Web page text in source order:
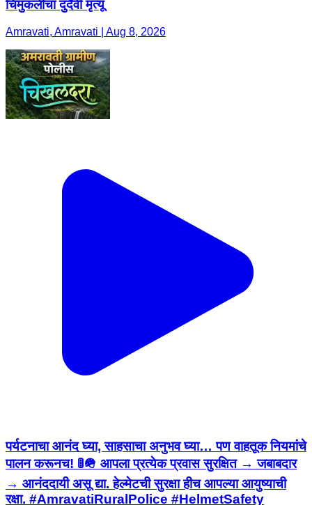
चिमुकलीचा दुर्दैवी मृत्यू
Amravati, Amravati | Aug 8, 2026
पर्यटनाचा आनंद घ्या, साहसाचा अनुभव घ्या… पण वाहतूक नियमांचे
पालन करूनच! 🚦🪖 आपला प्रत्येक प्रवास सुरक्षित → जबाबदार
→ आनंददायी असू द्या. हेल्मेटची सुरक्षा हीच आपल्या आयुष्याची
रक्षा. #AmravatiRuralPolice #HelmetSafety